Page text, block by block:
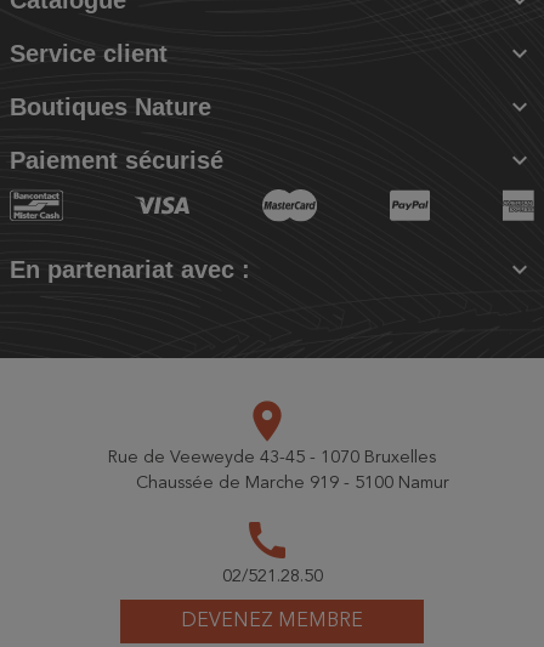
Service client 
Boutiques Nature 
Paiement sécurisé 
En partenariat avec : 
DEVENEZ MEMBRE
place
Rue de Veeweyde 43-45 - 1070 Bruxelles
Chaussée de Marche 919 - 5100 Namur
call
02/521.28.50